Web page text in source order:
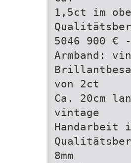
1,5ct im
5046 900 €
Armband:
von 2ct
Ca. 20cm
vintage
Handarbeit
8mm